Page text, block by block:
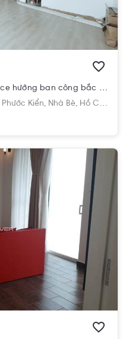
Căn hộ Saigon South Residence hướng ban công bắc nội thất cơ bản diện tích 105m².
Phước Kiển, Nhà Bè, Hồ Chí Minh